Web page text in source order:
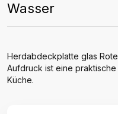
Wasser
Herdabdeckplatte glas
Aufdruck ist eine
Küche.